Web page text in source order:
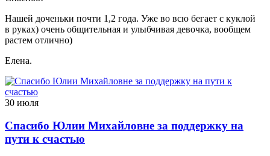
Нашей доченьки почти 1,2 года. Уже во всю бегает с куклой
в руках) очень общительная и улыбчивая девочка, вообщем
растем отлично)
Елена.
30 июля
Спасибо Юлии Михайловне за поддержку на
пути к счастью